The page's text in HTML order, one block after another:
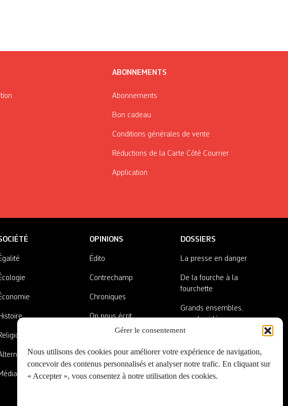
Gérer le consentement
Nous utilisons des cookies pour améliorer votre expérience de navigation,
concevoir des contenus personnalisés et analyser notre trafic. En cliquant sur
« Accepter », vous consentez à notre utilisation des cookies.
ABONNEMENTS
Abonnements
Bon cadeau
Conditions générales de vente
Réductions de la Carte Côté Courrier
Application
OPINIONS
Édito
Contrechamp
Chroniques
On nous écrit
A côté de la plaque
DOSSIERS
La presse en danger
De la fourche à la
fourchette
Grands ensembles,
grandes idées